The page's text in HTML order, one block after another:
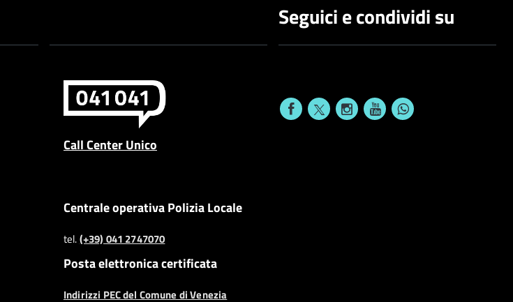
Call Center Unico
Centrale operativa Polizia Locale
tel.(+39) 041 2747070
Posta elettronica certificata
Indirizzi PEC del Comune di Venezia
Seguici e condividi su